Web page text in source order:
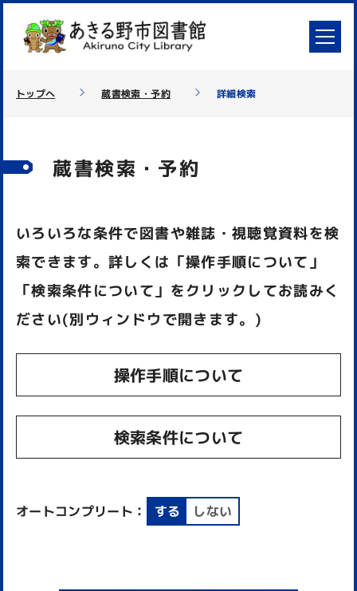
トップへ 蔵書検索・予約 詳細検索
蔵書検索・予約
いろいろな条件で図書や雑誌・視聴覚資料を検
索できます。詳しくは「操作手順について」
「検索条件について」をクリックしてお読みく
ださい(別ウィンドウで開きます。)
操作手順について
検索条件について
オートコンプリート： する しない